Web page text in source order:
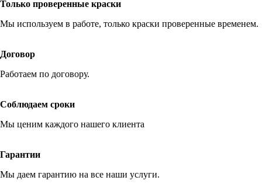
Только проверенные краски
Мы используем в работе, только краски проверенные временем.
Договор
Работаем по договору.
Соблюдаем сроки
Мы ценим каждого нашего клиента
Гарантии
Мы даем гарантию на все наши услуги.